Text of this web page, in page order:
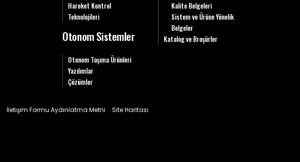
Hareket Kontrol
Teknolojileri
Otonom Sistemler
Otonom Taşıma Ürünleri
Yazılımlar
Çözümler
Kalite Belgeleri
Sistem ve Ürüne Yönelik
Belgeler
Katalog ve Broşürler
İletişim Formu Aydınlatma Metni Site Haritası